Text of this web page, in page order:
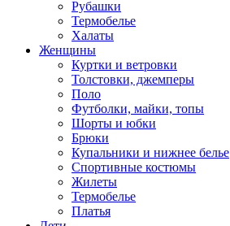
Рубашки
Термобелье
Халаты
Женщины
Куртки и ветровки
Толстовки, джемперы
Поло
Футболки, майки, топы
Шорты и юбки
Брюки
Купальники и нижнее белье
Спортивные костюмы
Жилеты
Термобелье
Платья